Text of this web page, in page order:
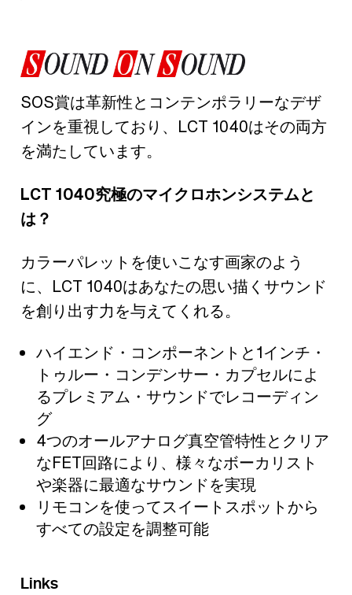
SOS賞は革新性とコンテンポラリーなデザ
インを重視しており、LCT 1040はその両方
を満たしています。
LCT 1040究極のマイクロホンシステムと
は？
カラーパレットを使いこなす画家のよう
に、LCT 1040はあなたの思い描くサウンド
を創り出す力を与えてくれる。
ハイエンド・コンポーネントと1インチ・
トゥルー・コンデンサー・カプセルによ
るプレミアム・サウンドでレコーディン
グ
4つのオールアナログ真空管特性とクリア
なFET回路により、様々なボーカリスト
や楽器に最適なサウンドを実現
リモコンを使ってスイートスポットから
すべての設定を調整可能
Links